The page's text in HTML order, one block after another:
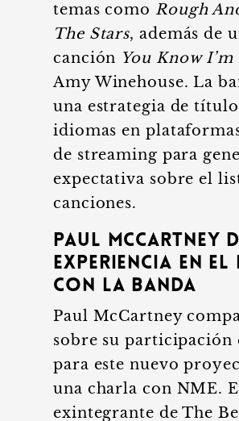
temas como Rough
The Stars, además de
canción You Know
Amy Winehouse. La
una estrategia de
idiomas en
de streaming para
expectativa sobre el
canciones.
Paul McCartney
experiencia en el
con la banda
Paul McCartney
sobre su participación
para este nuevo
una charla con NME.
exintegrante de The